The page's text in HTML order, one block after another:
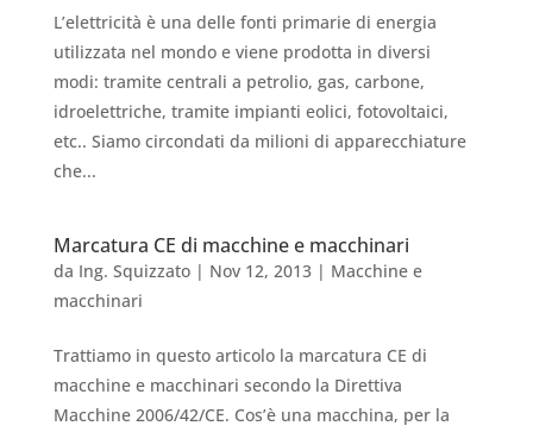
L’elettricità è una delle fonti primarie di energia
utilizzata nel mondo e viene prodotta in diversi
modi: tramite centrali a petrolio, gas, carbone,
idroelettriche, tramite impianti eolici, fotovoltaici,
etc.. Siamo circondati da milioni di apparecchiature
che...
Marcatura CE di macchine e macchinari
da Ing. Squizzato| Nov 12, 2013| Macchine e
macchinari
Trattiamo in questo articolo la marcatura CE di
macchine e macchinari secondo la Direttiva
Macchine 2006/42/CE. Cos’è una macchina, per la